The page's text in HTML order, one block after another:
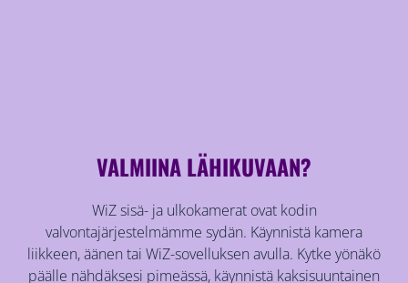
VALMIINA LÄHIKUVAAN?
WiZ sisä- ja ulkokamerat ovat kodin
valvontajärjestelmämme sydän. Käynnistä kamera
liikkeen, äänen tai WiZ-sovelluksen avulla. Kytke yönäkö
päälle nähdäksesi pimeässä, käynnistä kaksisuuntainen